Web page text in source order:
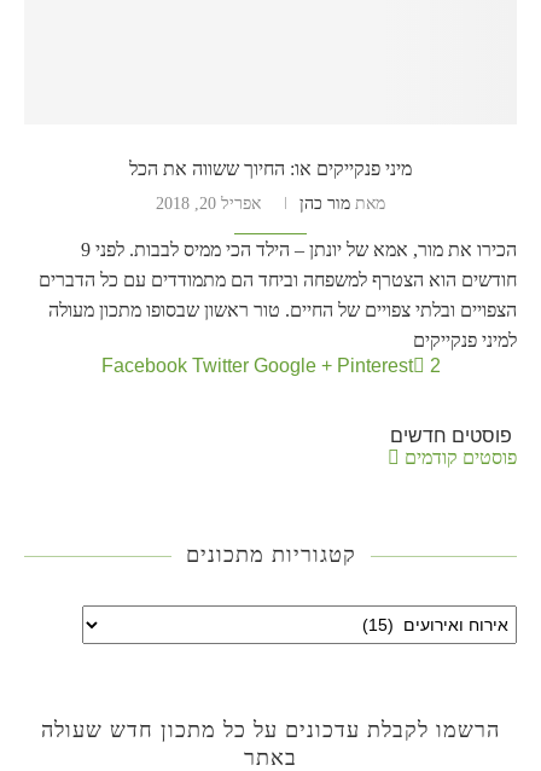
מיני פנקייקים או: החיוך ששווה את הכל
מאת מור כהן אפריל 20, 2018
הכירו את מור, אמא של יונתן – הילד הכי ממיס לבבות. לפני 9
חודשים הוא הצטרף למשפחה וביחד הם מתמודדים עם כל הדברים
הצפויים ובלתי צפויים של החיים. טור ראשון שבסופו מתכון מעולה
למיני פנקייקים
2
Facebook Twitter Google + Pinterest
פוסטים חדשים
פוסטים קודמים
קטגוריות מתכונים
הרשמו לקבלת עדכונים על כל מתכון חדש שעולה
באתר